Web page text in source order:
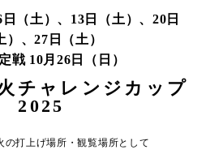
（土）、13日（土）、20日
）、27日（土）
戦 10月26日（日）
チャレンジカップ
2025
の打上げ場所・観覧場所として